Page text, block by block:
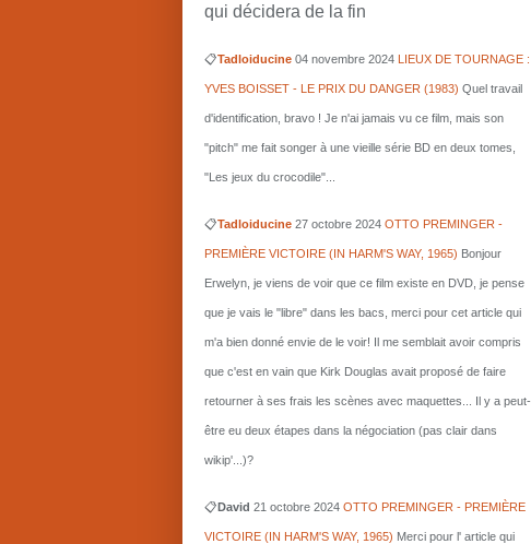
qui décidera de la fin
📋Tadloiducine 04 novembre 2024 LIEUX DE TOURNAGE :
YVES BOISSET - LE PRIX DU DANGER (1983) Quel travail
d'identification, bravo ! Je n'ai jamais vu ce film, mais son
"pitch" me fait songer à une vieille série BD en deux tomes,
"Les jeux du crocodile"...
📋Tadloiducine 27 octobre 2024 OTTO PREMINGER -
PREMIÈRE VICTOIRE (IN HARM'S WAY, 1965) Bonjour
Erwelyn, je viens de voir que ce film existe en DVD, je pense
que je vais le "libre" dans les bacs, merci pour cet article qui
m'a bien donné envie de le voir! Il me semblait avoir compris
que c'est en vain que Kirk Douglas avait proposé de faire
retourner à ses frais les scènes avec maquettes... Il y a peut-
être eu deux étapes dans la négociation (pas clair dans
wikip'...)?
📋David 21 octobre 2024 OTTO PREMINGER - PREMIÈRE
VICTOIRE (IN HARM'S WAY, 1965) Merci pour l' article qui